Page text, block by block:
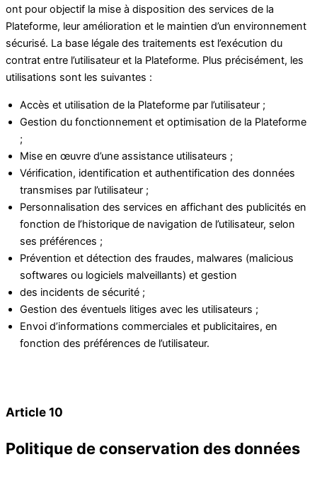
ont pour objectif la mise à disposition des services de la
Plateforme, leur amélioration et le maintien d’un environnement
sécurisé. La base légale des traitements est l’exécution du
contrat entre l’utilisateur et la Plateforme. Plus précisément, les
utilisations sont les suivantes :
Accès et utilisation de la Plateforme par l’utilisateur ;
Gestion du fonctionnement et optimisation de la Plateforme
;
Mise en œuvre d’une assistance utilisateurs ;
Vérification, identification et authentification des données
transmises par l’utilisateur ;
Personnalisation des services en affichant des publicités en
fonction de l’historique de navigation de l’utilisateur, selon
ses préférences ;
Prévention et détection des fraudes, malwares (malicious
softwares ou logiciels malveillants) et gestion
des incidents de sécurité ;
Gestion des éventuels litiges avec les utilisateurs ;
Envoi d’informations commerciales et publicitaires, en
fonction des préférences de l’utilisateur.
Article 10
Politique de conservation des données